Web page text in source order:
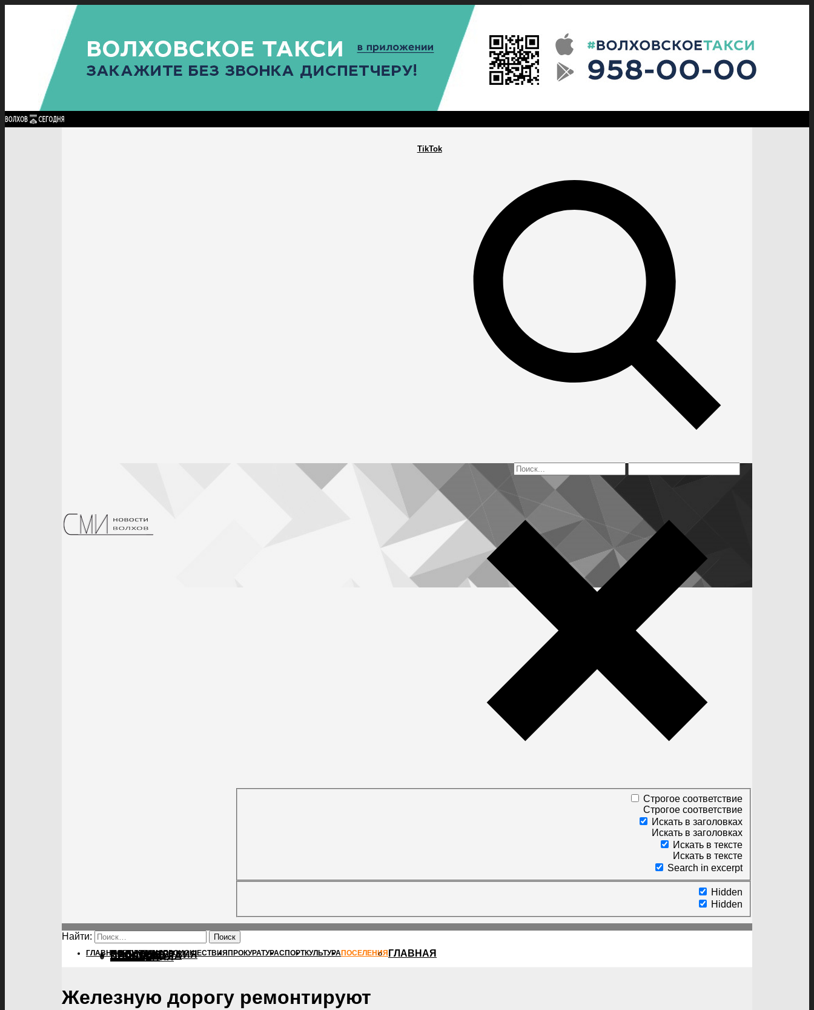
TikTok
Строгое соответствие
Строгое соответствие
Искать в заголовках
Искать в заголовках
Искать в тексте
Искать в тексте
Search in excerpt
Hidden
Hidden
Найти:
ГЛАВНАЯПОЛИТИКАПРОИСШЕСТВИЯ ПРОКУРАТУРАСПОРТКУЛЬТУРАПОСЕЛЕНИЯ ГЛАВНАЯ
ПОЛИТИКА
ПРОИСШЕСТВИЯ
ПРОКУРАТУРА
СПОРТ
КУЛЬТУРА
ПОСЕЛЕНИЯ
ГЛАВНАЯ ПОЛИТИКАПРОИСШЕСТВИЯПРОКУРАТУРА СПОРТ КУЛЬТУРАПОСЕЛЕНИЯ ГЛАВНАЯ
ПОЛИТИКА
КУЛЬТУРА
ПОСЕЛЕНИЯ
Железную дорогу ремонтируют